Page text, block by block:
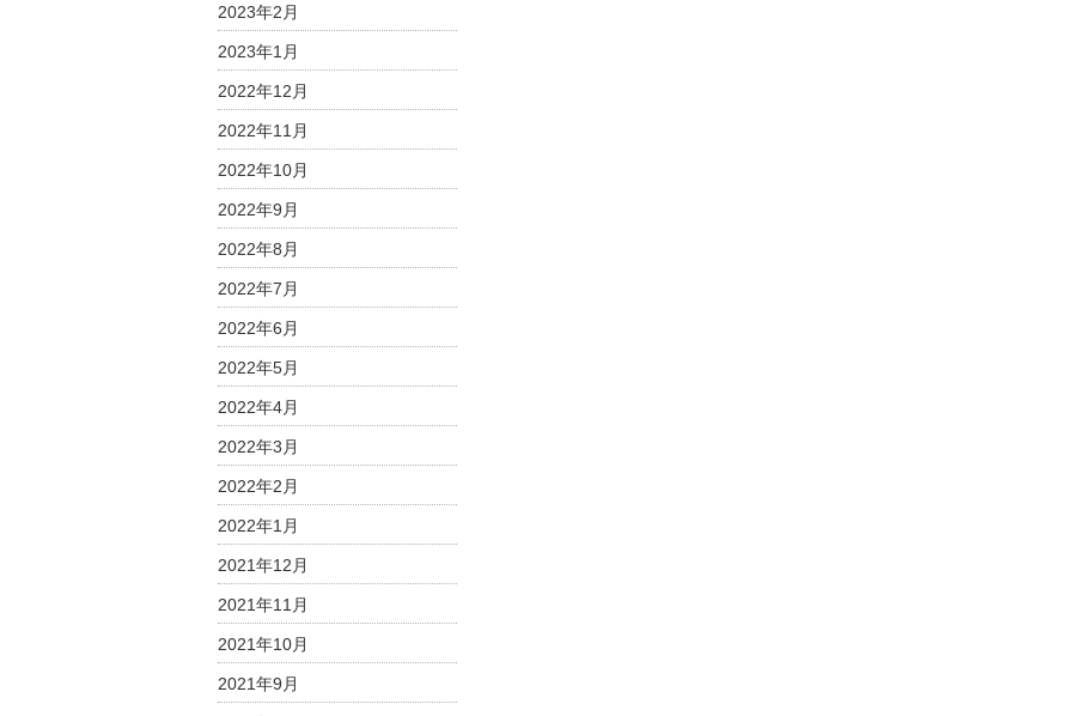
2023年2月
2023年1月
2022年12月
2022年11月
2022年10月
2022年9月
2022年8月
2022年7月
2022年6月
2022年5月
2022年4月
2022年3月
2022年2月
2022年1月
2021年12月
2021年11月
2021年10月
2021年9月